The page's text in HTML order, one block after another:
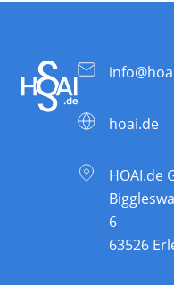
hoai.de
HOAI.de
6
63526